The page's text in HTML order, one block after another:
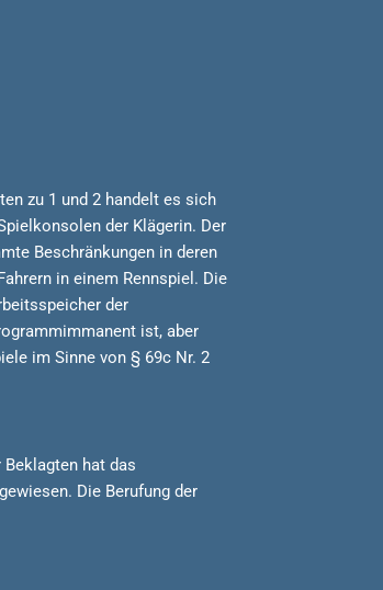
zu 1 und 2 handelt es sich
der Klägerin. Der
Beschränkungen in deren
in einem Rennspiel. Die
der
ist, aber
im Sinne von § 69c Nr. 2
hat das
Die Berufung der